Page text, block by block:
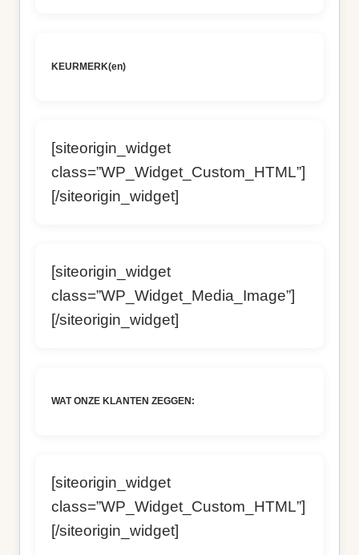
KEURMERK(en)
[siteorigin_widget
class=”WP_Widget_Custom_HTML”]
[/siteorigin_widget]
[siteorigin_widget
class=”WP_Widget_Media_Image”]
[/siteorigin_widget]
WAT ONZE KLANTEN ZEGGEN:
[siteorigin_widget
class=”WP_Widget_Custom_HTML”]
[/siteorigin_widget]